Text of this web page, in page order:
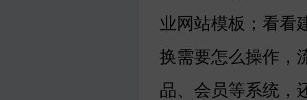
业网站模板；看看
换需要怎么操作，
品、会员等系统，